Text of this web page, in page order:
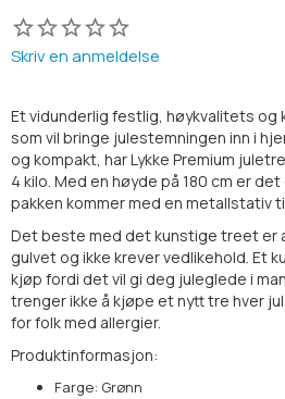
Skriv en anmeldelse
Et vidunderlig festlig, høykvalitets og
som vil bringe julestemningen inn i
og kompakt, har Lykke Premium
4 kilo. Med en høyde på 180 cm er
pakken kommer med en metallstativ
Det beste med det kunstige treet er
gulvet og ikke krever vedlikehold. Et
kjøp fordi det vil gi deg juleglede i
trenger ikke å kjøpe et nytt tre hver
for folk med allergier.
Produktinformasjon:
Farge: Grønn